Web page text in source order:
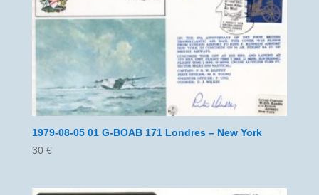
1979-08-05 01 G-BOAB 171 Londres – New York
30 €